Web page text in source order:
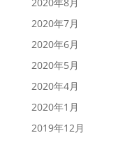
2020年7月
2020年6月
2020年5月
2020年4月
2020年1月
2019年12月